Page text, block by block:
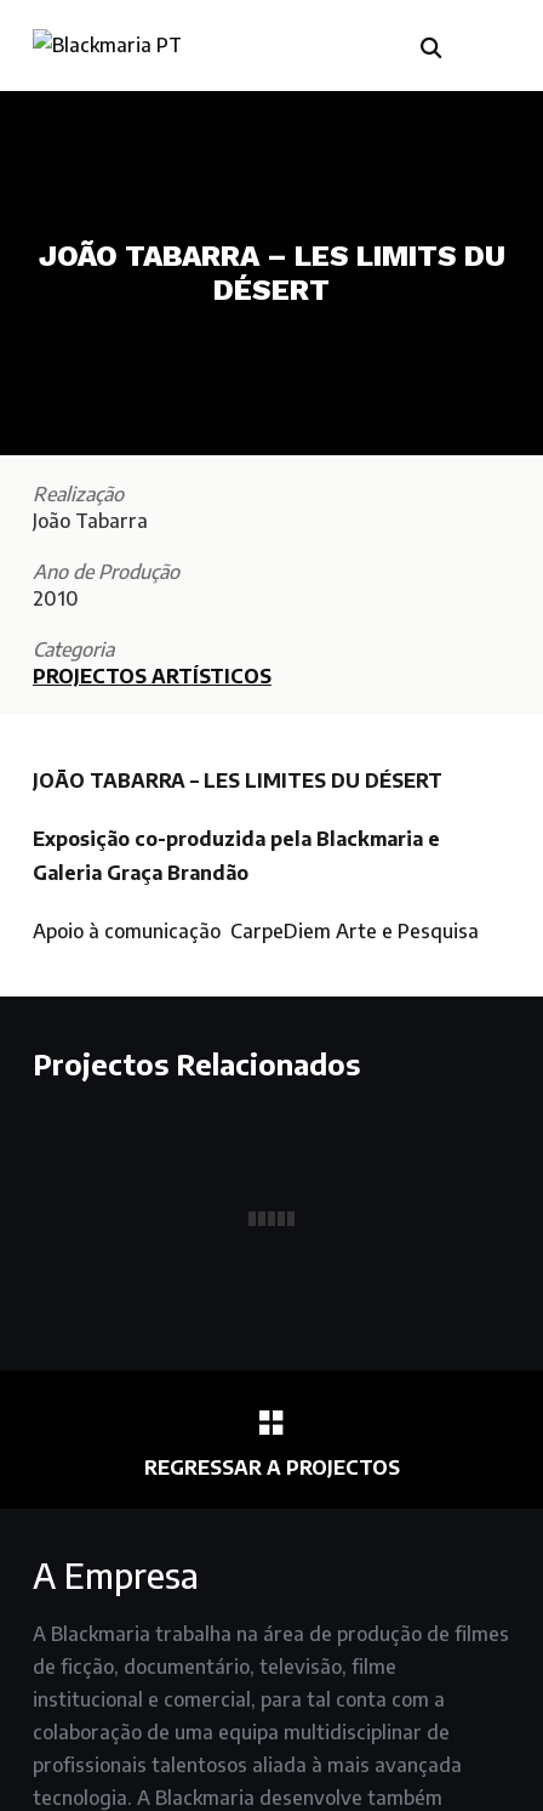
JOÃO TABARRA – LES LIMITS DU
DÉSERT
Realização
João Tabarra
Ano de Produção
2010
Categoria
PROJECTOS ARTÍSTICOS
JOÃO TABARRA – LES LIMITES DU DÉSERT
Exposição co-produzida pela Blackmaria e
Galeria Graça Brandão
Apoio à comunicação CarpeDiem Arte e Pesquisa
Projectos Relacionados
REGRESSAR A PROJECTOS
A Empresa
A Blackmaria trabalha na área de produção de filmes
de ficção, documentário, televisão, filme
institucional e comercial, para tal conta com a
colaboração de uma equipa multidisciplinar de
profissionais talentosos aliada à mais avançada
tecnologia. A Blackmaria desenvolve também